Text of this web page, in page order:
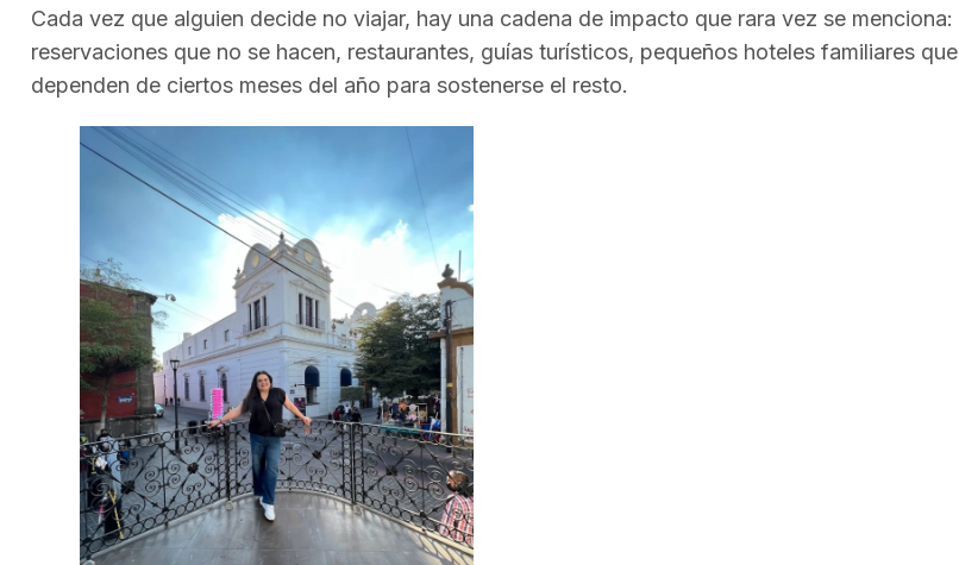
Cada vez que alguien decide no viajar, hay una cadena de impacto que rara vez se menciona:
reservaciones que no se hacen, restaurantes, guías turísticos, pequeños hoteles familiares que
dependen de ciertos meses del año para sostenerse el resto.